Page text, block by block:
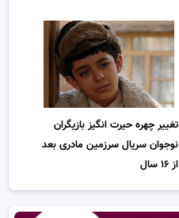
تغییر چهره حیرت انگیز بازیگران
نوجوان سریال سرزمین مادری بعد
از ۱۶ سال